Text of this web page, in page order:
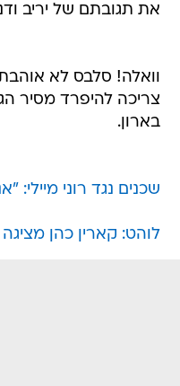
את תגובתם של יריב
וואלה! סלבס לא
צריכה להיפרד מסיר
בארון.
שכנים נגד רוני מיילי:
לוהט: קארין כהן